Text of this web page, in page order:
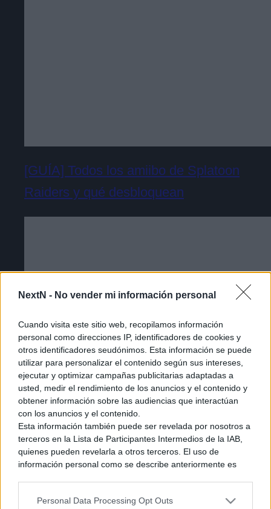
NextN - No vender mi información personal
Cuando visita este sitio web, recopilamos información
personal como direcciones IP, identificadores de cookies y
otros identificadores seudónimos. Esta información se puede
utilizar para personalizar el contenido según sus intereses,
ejecutar y optimizar campañas publicitarias adaptadas a
usted, medir el rendimiento de los anuncios y el contenido y
obtener información sobre las audiencias que interactúan
con los anuncios y el contenido.
Esta información también puede ser revelada por nosotros a
terceros en la Lista de Participantes Intermedios de la IAB,
quienes pueden revelarla a otros terceros. El uso de
información personal como se describe anteriormente es
generamos contenido relevante para nuestra audiencia.
Personal Data Processing Opt Outs
[GUÍA] Todos los amiibo de Splatoon
Raiders y qué desbloquean
Cómo acceder a la beta cerrada de The
Duskbloods [Tutorial]